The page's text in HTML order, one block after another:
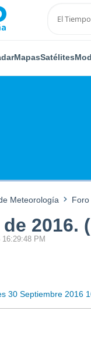
MapasSatélites
Meteorología
2016.
16:29:48 PM
30 Septiembre 2016